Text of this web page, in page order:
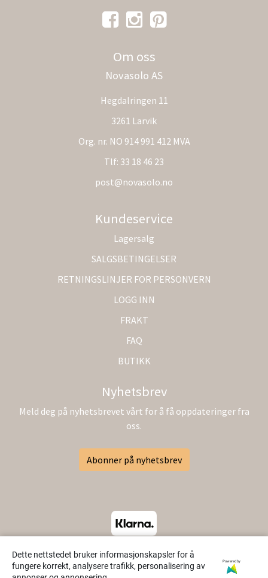
Dette nettstedet bruker informasjonskapsler for å
fungere korrekt, analysere trafikk, personalisering av
Powered by
Om oss
Novasolo AS
Hegdalringen 11
3261 Larvik
Org. nr. NO 914 991 412 MVA
Tlf: 33 18 46 23
post@novasolo.no
Kundeservice
Lagersalg
SALGSBETINGELSER
RETNINGSLINJER FOR PERSONVERN
LOGG INN
FRAKT
FAQ
BUTIKK
Nyhetsbrev
Meld deg på nyhetsbrevet vårt for å få oppdateringer fra
oss.
Abonner på nyhetsbrev